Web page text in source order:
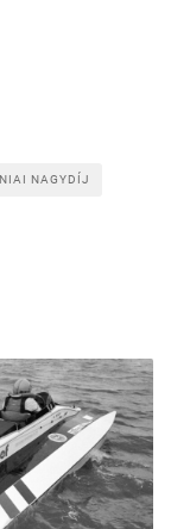
NAGYDÍJ